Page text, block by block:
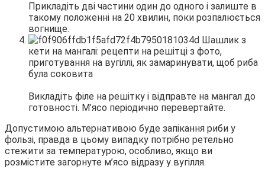
Прикладіть дві частини один до одного і залиште в
такому положенні на 20 хвилин, поки розпалюється
вогнище.
Викладіть філе на решітку і відправте на мангал до
готовності. М’ясо періодично перевертайте.
Допустимою альтернативою буде запікання риби у
фользі, правда в цьому випадку потрібно ретельно
стежити за температурою, особливо, якщо ви
розмістите загорнуте м’ясо відразу у вугілля.